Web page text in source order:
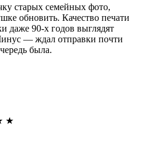
старых семейных фото,
обновить. Качество печати
даже 90-х годов выглядят
— ждал отправки почти
была.
★